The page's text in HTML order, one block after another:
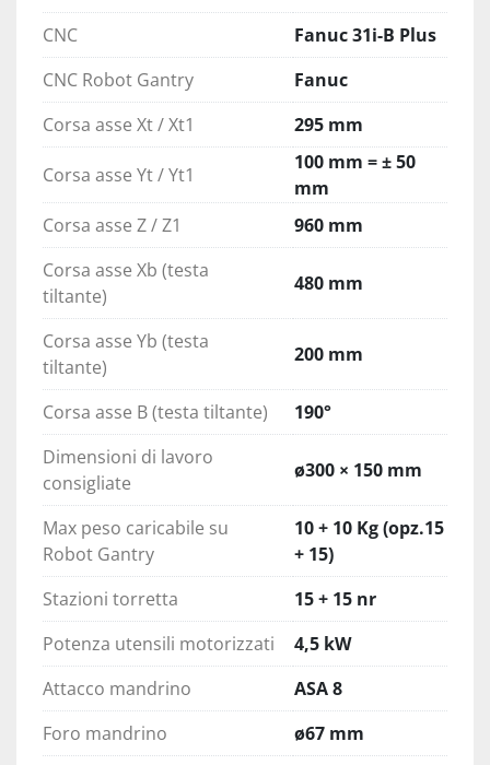
particolari in un unico attrezzaggio con
operazioni combinate.
> La macchina è dotata di
2 mandrini
contrapposti, 2 torrette motorizzate con Y,
una testa di fresatura tiltante ed un robot a
> Sono montate guide di scorrimento piane su
CNC
Fanuc 31i-B Plus
CNC Robot Gantry
Fanuc
Corsa asse Xt / Xt1
295 mm
Corsa asse Yt / Yt1
100 mm = ± 50
mm
Corsa asse Z / Z1
960 mm
Corsa asse Xb (testa
tiltante)
480 mm
Corsa asse Yb (testa
tiltante)
200 mm
Corsa asse B (testa tiltante)
190°
Dimensioni di lavoro
consigliate
ø300 × 150 mm
Max peso caricabile su
Robot Gantry
10 + 10 Kg (opz.15
+ 15)
Stazioni torretta
15 + 15 nr
Potenza utensili motorizzati
4,5 kW
Attacco mandrino
ASA 8
Foro mandrino
ø67 mm